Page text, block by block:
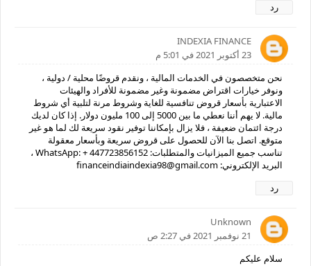
رد
INDEXIA FINANCE
23 أكتوبر 2021 في 5:01 م
نحن متخصصون في الخدمات المالية ، ونقدم قروضًا محلية / دولية ،
ونوفر خيارات اقتراض مضمونة وغير مضمونة للأفراد والهيئات
الاعتبارية بأسعار قروض تنافسية للغاية وشروط مرنة لتلبية أي شروط
مالية. لا يهم أننا نعطي ما بين 5000 إلى 100 مليون دولار. إذا كان لديك
درجة ائتمان ضعيفة ، فلا يزال بإمكاننا توفير نقود سريعة لك لما هو غير
متوقع. اتصل بنا الآن للحصول على قروض سريعة وبأسعار معقولة
تناسب جميع الميزانيات والمتطلبات: WhatsApp: + 447723856152 ،
البريد الإلكتروني: financeindiaindexia98@gmail.com
رد
Unknown
21 نوفمبر 2021 في 2:27 ص
سلام عليكم